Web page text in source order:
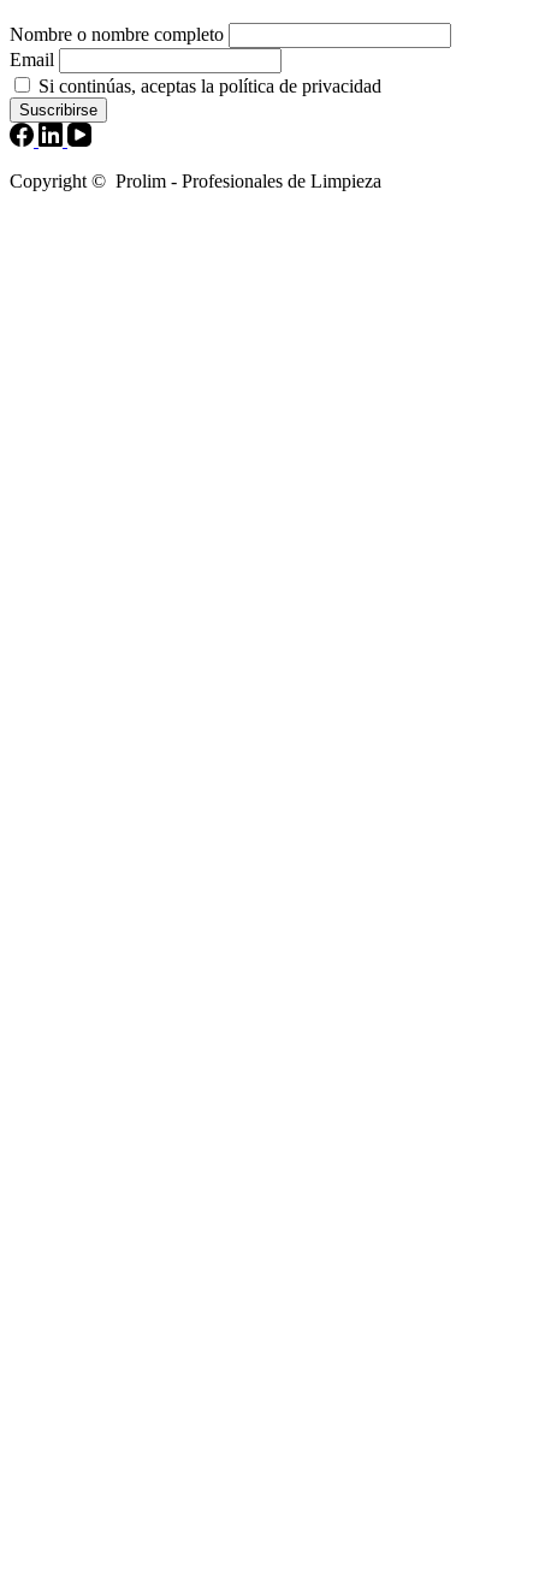
Nombre o nombre completo
Email
Si continúas, aceptas la política de privacidad
Copyright © Prolim - Profesionales de Limpieza